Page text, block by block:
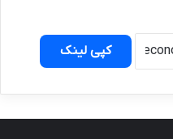
کپی لینک